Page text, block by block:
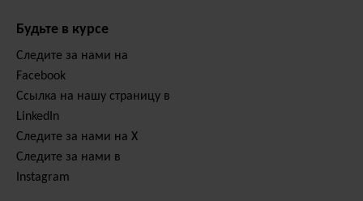
Будьте в курсе
Следите за нами на
Facebook
Ссылка на нашу страницу в
LinkedIn
Следите за нами на X
Следите за нами в
Instagram